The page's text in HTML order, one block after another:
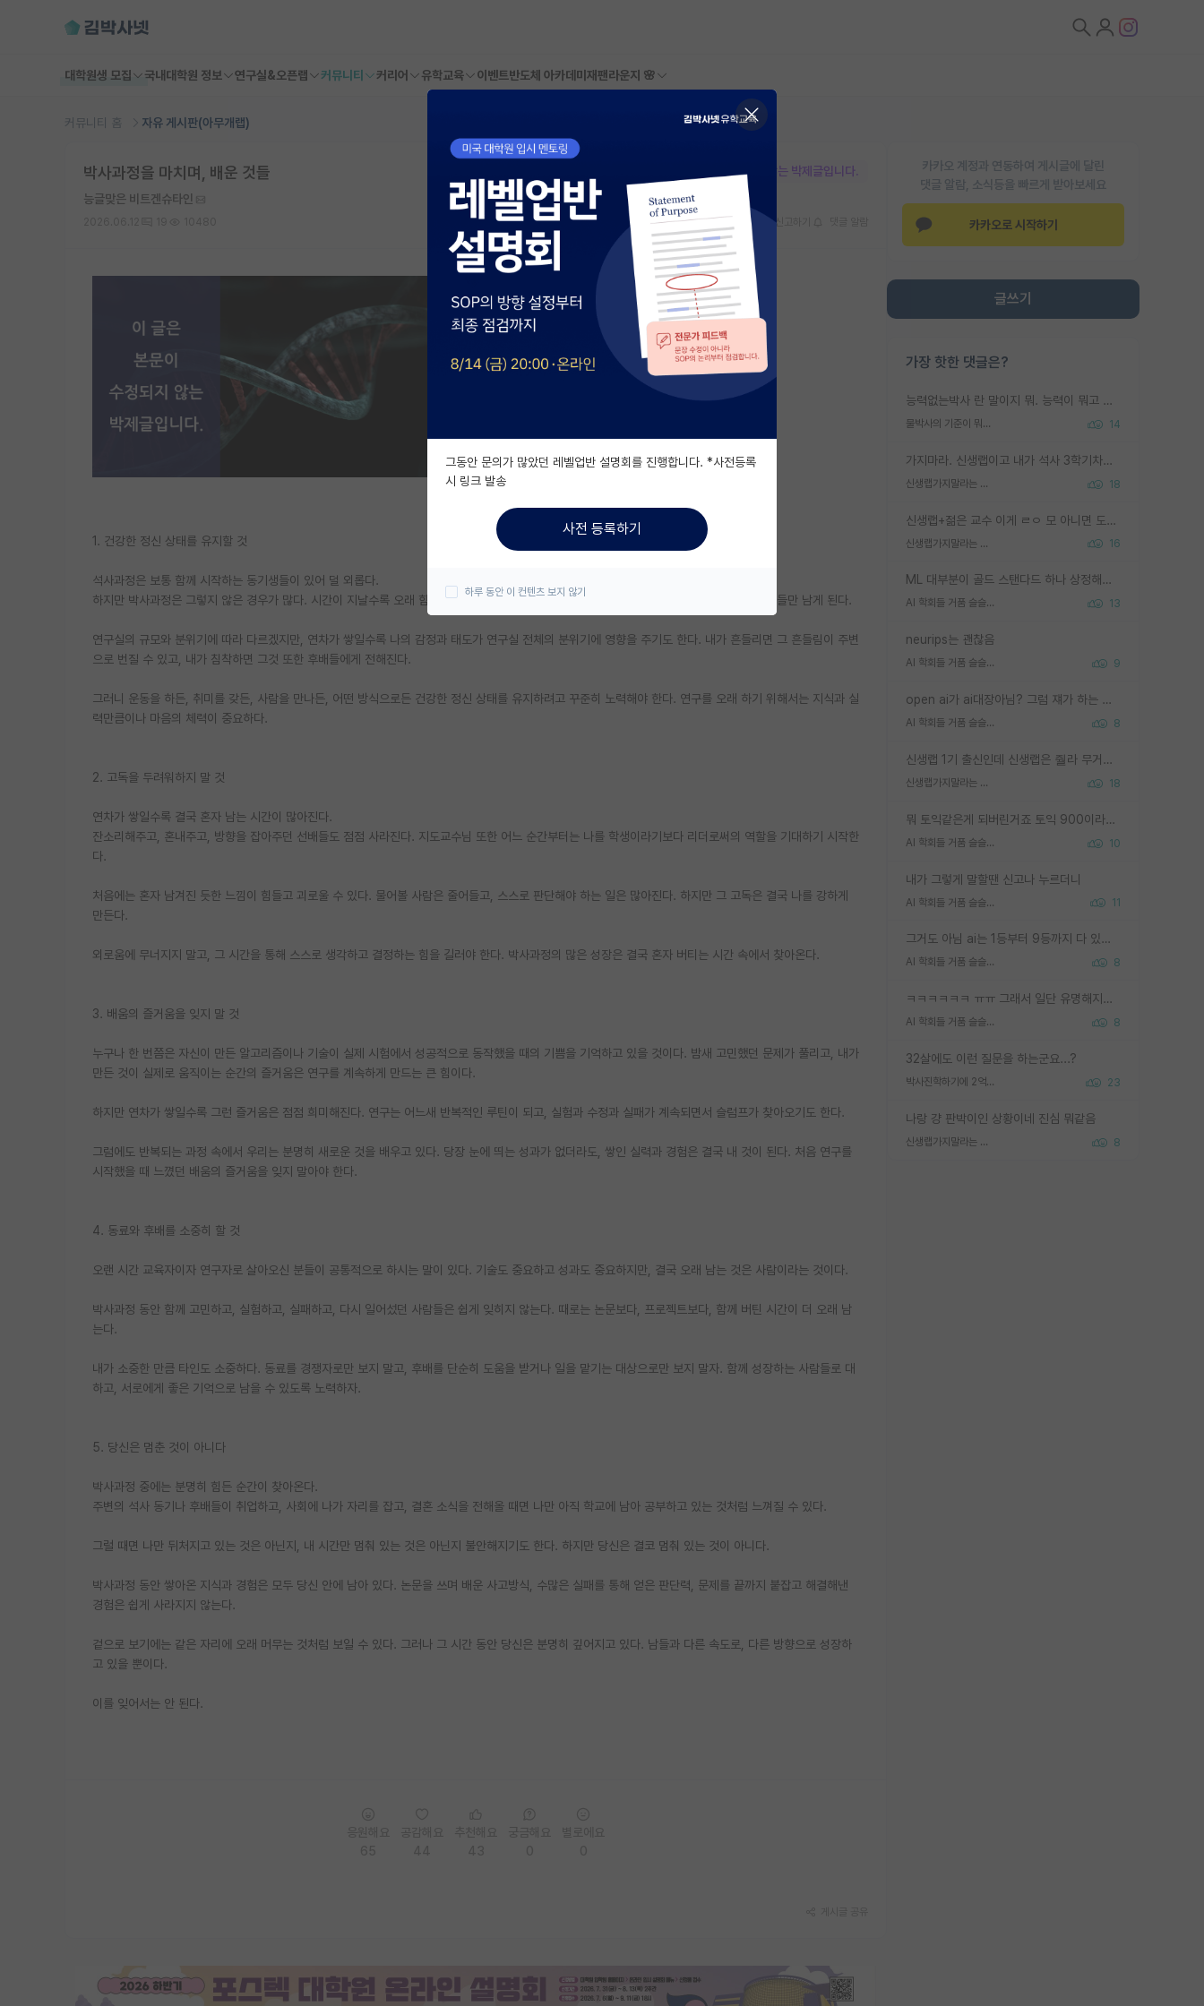
대학원생 모집 국내대학원 정보 연구실&오픈랩 커뮤니티 커리어 유학교육 이벤트반도체 아카데미 재팬라운지 🌸
커뮤니티 홈 자유 게시판(아무개랩)
카카오 계정과 연동하여 게시글에 달린
댓글 알람, 소식등을 빠르게 받아보세요
카카오로 시작하기
글쓰기
가장 핫한 댓글은?
능력없는박사 란 말이지 뭐. 능력이 뭐고 능력이 있다는게 뭔지는 사람마다 기준이 다르니까 얘기해봐야 서로 자기 기준만 얘기해서 논쟁이 끝이 안나고. 주위에서 능력있고 야심있는 신입생이 교수가 유의미한 피드백을 아예 안주면서 제대로된 과제에 참여해볼 기회도 제공하지 않고 잡일 뺑뺑이만 돌려서 맨날 단순작업만 하면서 밤새다가 눈빛이 점점 죽어가는걸 본 사람은 물박사는 교수탓이라고 하고, 교수는 이것저것 알려도 주고 기회도 주고 사수 동기 붙여주면서 어떻게든 끌고가려고 하는데 본인이 매일 뺀질거리면서 출근 하는둥마는둥 하다가 기껏 와서도 폰이나 쳐다보다가 실험 망치고 저녁약속있어서 먼저 가볼게요~ 하는걸 본 사람은 물박사는 본인탓이라고 함.
물박사의 기준이 뭐임? 14
가지마라. 신생랩이고 내가 석사 3학기차인데 최고참인데 나도 아무것도 모르는데 교수가 후배들 왜 논문 교육 안시키냐. 논문 왜 안 써오냐 닦달한다
신생랩가지말라는 이유가 있었구나 18
신생랩+젊은 교수 이게 ㄹㅇ 모 아니면 도인듯.
신생랩가지말라는 이유가 있었구나 16
ML 대부분이 골드 스탠다드 하나 상정해놓고 (벤치마크 데이터셋이 여러 개면 여러 개 상정) 그거 얼마나 잘 맞추나 싸움임 가끔 번뜩이는 설계 철학을 보여주는 논문들도 있지만 대부분 그거 성적 얼마나 더 올리느라에 혈안이 되어 있는 측면이 잇음
AI 학회들 거품 슬슬 지적이 나오네요 13
neurips는 괜찮음
AI 학회들 거품 슬슬 지적이 나오네요 9
open ai가 ai대장아님? 그럼 쟤가 하는 말이 다 맞겠네
AI 학회들 거품 슬슬 지적이 나오네요 8
신생랩 1기 출신인데 신생랩은 줠라 무거운 바벨 같은거임. 들면 대박인데 못들면 깔려 죽음. 아무도 알려주지 않는 환경에서 자생해야하지만, 일단 살아남았다면 그 어떤 사람보다 악착같고 생존력 높은 사람으로 거듭날 수 있음
신생랩가지말라는 이유가 있었구나 18
뭐 토익같은게 되버린거죠 토익 900이라고 영어잘하는건 아닙니다만 잘하는사람은 다 900을 넘는 그런
AI 학회들 거품 슬슬 지적이 나오네요 10
내가 그렇게 말할땐 신고나 누르더니
AI 학회들 거품 슬슬 지적이 나오네요 11
그거도 아님 ai는 1등부터 9등까지 다 있음 그거도 없는 사람은 뭐냐 교수가 그냥 못하게 한거 1등급도 교수가 막으면 안됨
AI 학회들 거품 슬슬 지적이 나오네요 8
ㅋㅋㅋㅋㅋㅋ ㅠㅠ 그래서 일단 유명해지는게 중요한거같습니다
AI 학회들 거품 슬슬 지적이 나오네요 8
32살에도 이런 질문을 하는군요...?
박사진학하기에 2억은 괜찮은 (?) 정도의 경제력인가요 23
나랑 걍 판박이인 상황이네 진심 뭐같음
신생랩가지말라는 이유가 있었구나 8
본문이 수정되지 않는 박제글입니다.
박사과정을 마치며, 배운 것들
능글맞은 비트겐슈타인
스크랩 신고하기
1. 건강한 정신 상태를 유지할 것
석사과정은 보통 함께 시작하는 동기생들이 있어 덜 외롭다.
하지만 박사과정은 그렇지 않은 경우가 많다. 시간이 지날수록 오래 함께했던 선배들은 하나둘 졸업해 떠나고, 어느 순간 주변에는 수많은 후배들만 남게 된다.
연구실의 규모와 분위기에 따라 다르겠지만, 연차가 쌓일수록 나의 감정과 태도가 연구실 전체의 분위기에 영향을 주기도 한다. 내가 흔들리면 그 흔들림이 주변
으로 번질 수 있고, 내가 침착하면 그것 또한 후배들에게 전해진다.
그러니 운동을 하든, 취미를 갖든, 사람을 만나든, 어떤 방식으로든 건강한 정신 상태를 유지하려고 꾸준히 노력해야 한다. 연구를 오래 하기 위해서는 지식과 실
력만큼이나 마음의 체력이 중요하다.
2. 고독을 두려워하지 말 것
연차가 쌓일수록 결국 혼자 남는 시간이 많아진다.
잔소리해주고, 혼내주고, 방향을 잡아주던 선배들도 점점 사라진다. 지도교수님 또한 어느 순간부터는 나를 학생이라기보다 리더로써의 역할을 기대하기 시작한
다.
처음에는 혼자 남겨진 듯한 느낌이 힘들고 괴로울 수 있다. 물어볼 사람은 줄어들고, 스스로 판단해야 하는 일은 많아진다. 하지만 그 고독은 결국 나를 강하게
만든다.
외로움에 무너지지 말고, 그 시간을 통해 스스로 생각하고 결정하는 힘을 길러야 한다. 박사과정의 많은 성장은 결국 혼자 버티는 시간 속에서 찾아온다.
3. 배움의 즐거움을 잊지 말 것
누구나 한 번쯤은 자신이 만든 알고리즘이나 기술이 실제 시험에서 성공적으로 동작했을 때의 기쁨을 기억하고 있을 것이다. 밤새 고민했던 문제가 풀리고, 내가
만든 것이 실제로 움직이는 순간의 즐거움은 연구를 계속하게 만드는 큰 힘이다.
하지만 연차가 쌓일수록 그런 즐거움은 점점 희미해진다. 연구는 어느새 반복적인 루틴이 되고, 실험과 수정과 실패가 계속되면서 슬럼프가 찾아오기도 한다.
그럼에도 반복되는 과정 속에서 우리는 분명히 새로운 것을 배우고 있다. 당장 눈에 띄는 성과가 없더라도, 쌓인 실력과 경험은 결국 내 것이 된다. 처음 연구를
시작했을 때 느꼈던 배움의 즐거움을 잊지 말아야 한다.
4. 동료와 후배를 소중히 할 것
오랜 시간 교육자이자 연구자로 살아오신 분들이 공통적으로 하시는 말이 있다. 기술도 중요하고 성과도 중요하지만, 결국 오래 남는 것은 사람이라는 것이다.
박사과정 동안 함께 고민하고, 실험하고, 실패하고, 다시 일어섰던 사람들은 쉽게 잊히지 않는다. 때로는 논문보다, 프로젝트보다, 함께 버틴 시간이 더 오래 남
는다.
내가 소중한 만큼 타인도 소중하다. 동료를 경쟁자로만 보지 말고, 후배를 단순히 도움을 받거나 일을 맡기는 대상으로만 보지 말자. 함께 성장하는 사람들로 대
하고, 서로에게 좋은 기억으로 남을 수 있도록 노력하자.
5. 당신은 멈춘 것이 아니다
박사과정 중에는 분명히 힘든 순간이 찾아온다.
주변의 석사 동기나 후배들이 취업하고, 사회에 나가 자리를 잡고, 결혼 소식을 전해올 때면 나만 아직 학교에 남아 공부하고 있는 것처럼 느껴질 수 있다.
그럴 때면 나만 뒤처지고 있는 것은 아닌지, 내 시간만 멈춰 있는 것은 아닌지 불안해지기도 한다. 하지만 당신은 결코 멈춰 있는 것이 아니다.
박사과정 동안 쌓아온 지식과 경험은 모두 당신 안에 남아 있다. 논문을 쓰며 배운 사고방식, 수많은 실패를 통해 얻은 판단력, 문제를 끝까지 붙잡고 해결해낸
경험은 쉽게 사라지지 않는다.
겉으로 보기에는 같은 자리에 오래 머무는 것처럼 보일 수 있다. 그러나 그 시간 동안 당신은 분명히 깊어지고 있다. 남들과 다른 속도로, 다른 방향으로 성장하
고 있을 뿐이다.
이를 잊어서는 안 된다.
그동안 문의가 많았던 레벨업반 설명회를 진행합니다. *사전등록
시 링크 발송
사전 등록하기
하루 동안 이 컨텐츠 보지 않기